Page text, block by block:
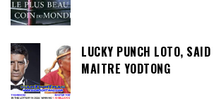
LUCKY PUNCH LOTO,
MAITRE YODTONG